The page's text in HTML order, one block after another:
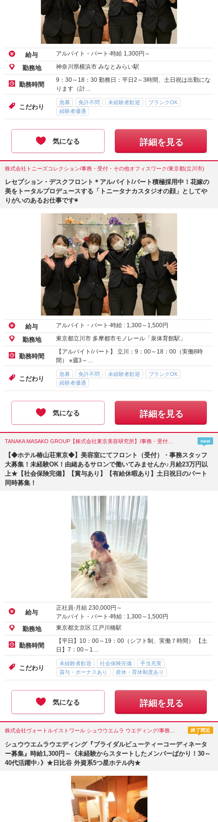
給与 アルバイト・パート-時給 1,300円～
勤務地 神奈川県横浜市 みなとみらい駅
勤務時間
9：30～18：30 勤務日：平日2～3時間、土日祝は出勤にな
ります（計…
こだわり
急募 免許不問 未経験者歓迎
ブランクOK
経験者優遇
気になる 詳細を見る
株式会社トニーズコレクション/事務・受付・その他オフィスワーク/東京都(立川市)
レセプション・デスクフロント＊アルバイト/パート積極採用中！花嫁の
美をトータルプロデュースする「トニータナカスタジオの顔」としてや
りがいのあるお仕事です◉
給与 アルバイト・パート-時給 : 1,300～ 1,500円
勤務地 東京都立川市 多摩都市モノレール「泉体育館駅」
勤務時間
【アルバイト/パート】 立川：9：00～18：00（実働8時
間） ※週3～…
こだわり
急募 免許不問 未経験者歓迎
ブランクOK
経験者優遇
気になる 詳細を見る
new
【◆ホテル椿山荘東京◆】美容室にてフロント（受付）・事務スタッフ
大募集！未経験OK！由緒あるサロンで働いてみませんか♪月給23万円以
上★【社会保険完備】【賞与あり】【有給休暇あり】土日祝日のパート
同時募集！
給与
正社員-月給 230,000円～
アルバイト・パート-時給 : 1,300～ 1,500円
勤務地 東京都文京区 江戸川橋駅
勤務時間
【平日】10：00～19：00（シフト制、実働７時間） 【土
日】7：00～1…
こだわり
未経験者歓迎 社会保険完備
手当充実
賞与・ボーナスあり
産休・育休制度あり
気になる 詳細を見る
終了間近
シュウウエムラウエディング『ブライダルビューティーコーディネータ
ー募集』時給1,300円～《未経験からスタートしたメンバーばかり！30～
40代活躍中♪》★日比谷 外資系5つ星ホテル内★